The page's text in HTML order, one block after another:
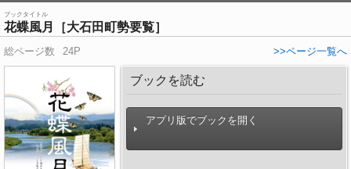
ブックタイトル
花蝶風月［大石田町勢要覧］
総ページ数 24P >>ページ一覧へ
ブックを読む
アプリ版でブックを開く